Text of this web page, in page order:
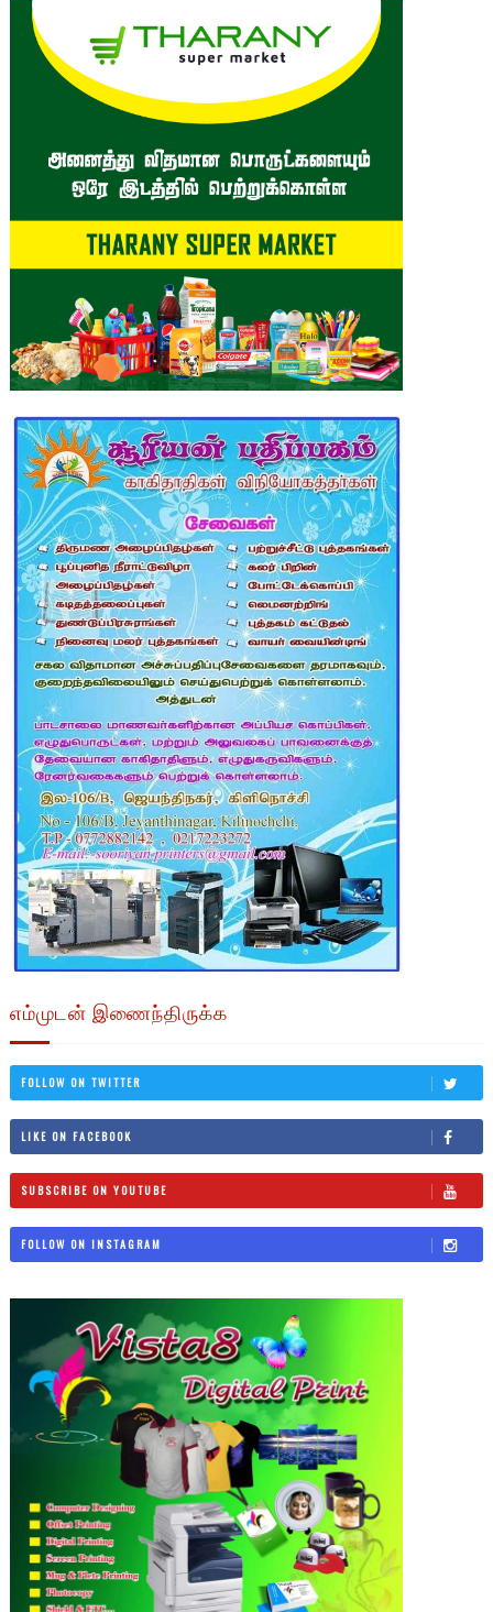
எம்முடன் இணைந்திருக்க
FOLLOW ON TWITTER
LIKE ON FACEBOOK
SUBSCRIBE ON YOUTUBE
FOLLOW ON INSTAGRAM